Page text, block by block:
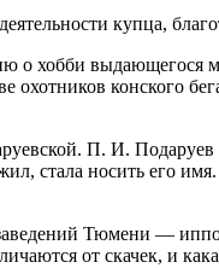
купца,
о хобби выдающегося
конского
П. И.
стала носить его
Тюмени —
от скачек, и